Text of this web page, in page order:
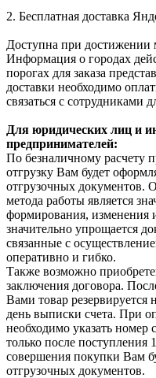
2. Бесплатная доставка
Доступна при достижении
Информация о городах
порогах для заказа
доставки необходимо
связаться с сотрудниками
Для юридических лиц и
предпринимателей:
По безналичному расчету
отгрузку Вам будет
отгрузочных документов.
метода работы является
формирования, изменения
значительно упрощается
связанные с
оперативно и гибко.
Также возможно
заключения договора.
Вами товар резервируется
день выписки счета. При
необходимо указать номер
только после поступления
совершения покупки Вам
отгрузочных документов.